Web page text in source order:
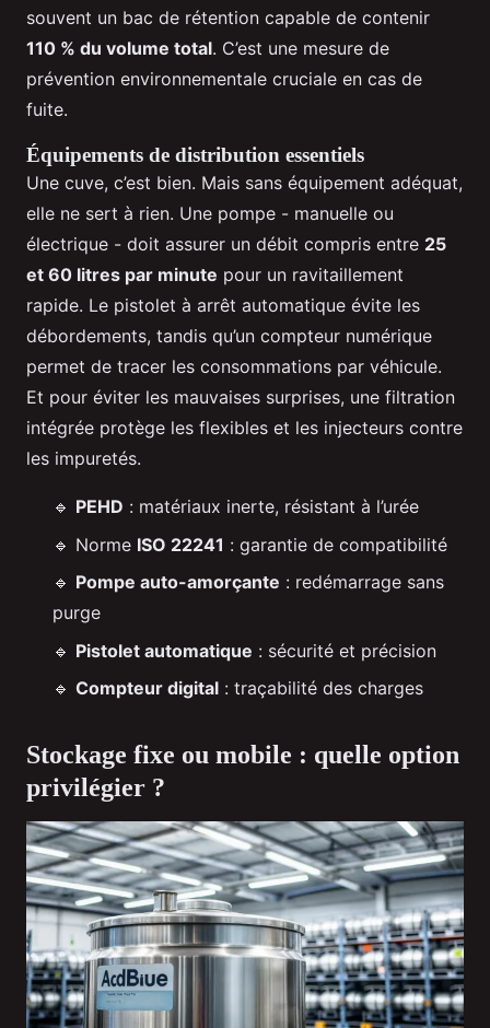
souvent un bac de rétention capable de contenir
110 % du volume total. C’est une mesure de
prévention environnementale cruciale en cas de
fuite.
Équipements de distribution essentiels
Une cuve, c’est bien. Mais sans équipement adéquat,
elle ne sert à rien. Une pompe - manuelle ou
électrique - doit assurer un débit compris entre 25
et 60 litres par minute pour un ravitaillement
rapide. Le pistolet à arrêt automatique évite les
débordements, tandis qu’un compteur numérique
permet de tracer les consommations par véhicule.
Et pour éviter les mauvaises surprises, une filtration
intégrée protège les flexibles et les injecteurs contre
les impuretés.
🔹 PEHD : matériaux inerte, résistant à l’urée
🔹 Norme ISO 22241 : garantie de compatibilité
🔹 Pompe auto-amorçante : redémarrage sans
purge
🔹 Pistolet automatique : sécurité et précision
🔹 Compteur digital : traçabilité des charges
Stockage fixe ou mobile : quelle option
privilégier ?